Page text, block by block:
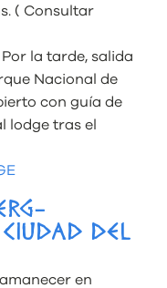
( Consultar
la tarde, salida
Nacional de
con guía de
lodge tras el
DEL
en